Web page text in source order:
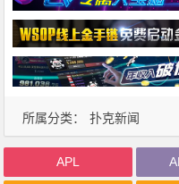
所属分类： 扑克新闻
APL